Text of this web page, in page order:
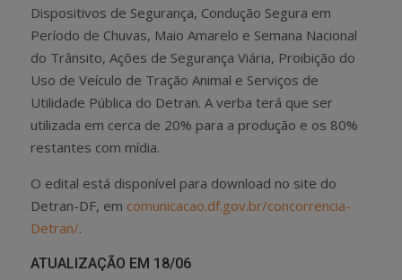
Dispositivos de Segurança, Condução Segura em
Período de Chuvas, Maio Amarelo e Semana Nacional
do Trânsito, Ações de Segurança Viária, Proibição do
Uso de Veículo de Tração Animal e Serviços de
Utilidade Pública do Detran. A verba terá que ser
utilizada em cerca de 20% para a produção e os 80%
restantes com mídia.
O edital está disponível para download no site do
Detran-DF, em comunicacao.df.gov.br/concorrencia-
Detran/.
ATUALIZAÇÃO EM 18/06